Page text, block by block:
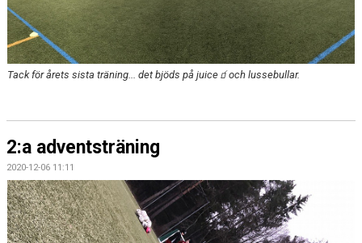
Tack för årets sista träning... det bjöds på juice🧃och lussebullar.
2:a adventsträning
2020-12-06 11:11